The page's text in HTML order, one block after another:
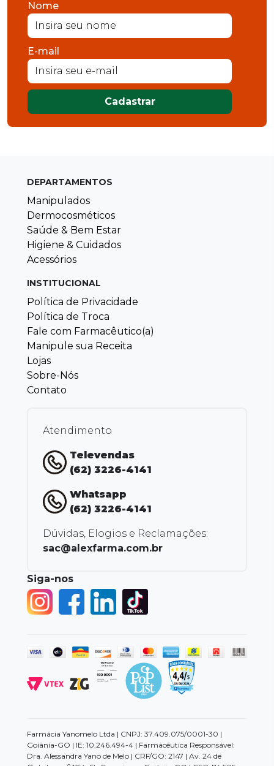
Nome
E-mail
Cadastrar
DEPARTAMENTOS
Manipulados
Dermocosméticos
Saúde & Bem Estar
Higiene & Cuidados
Acessórios
INSTITUCIONAL
Política de Privacidade
Política de Troca
Fale com Farmacêutico(a)
Manipule sua Receita
Lojas
Sobre-Nós
Contato
Atendimento
Televendas
(62) 3226-4141
Whatsapp
(62) 3226-4141
Dúvidas, Elogios e Reclamações:
sac@alexfarma.com.br
Siga-nos
Farmácia Yanomelo Ltda | CNPJ: 37.409.075/0001-30 |
Goiânia-GO | IE: 10.246.494-4 | Farmacêutica Responsável:
Dra. Alessandra Yano de Melo | CRF/GO: 2147 | Av. 24 de